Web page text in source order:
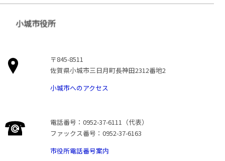
小城市役所
〒845-8511
佐賀県小城市三日月町長神田2312番地2
小城市へのアクセス
電話番号：0952-37-6111（代表）
ファックス番号：0952-37-6163
市役所電話番号案内